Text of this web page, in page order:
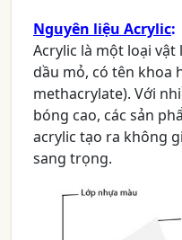
Nguyên liệu Acrylic:
Acrylic là một loại
dầu mỏ, có tên khoa
methacrylate). Với
bóng cao, các sản
acrylic tạo ra không
sang trọng.